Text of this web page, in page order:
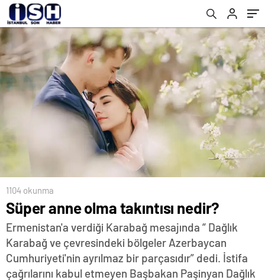
1104 okunma
Süper anne olma takıntısı nedir?
Ermenistan'a verdiği Karabağ mesajında “ Dağlık
Karabağ ve çevresindeki bölgeler Azerbaycan
Cumhuriyeti'nin ayrılmaz bir parçasıdır” dedi. İstifa
çağrılarını kabul etmeyen Başbakan Paşinyan Dağlık